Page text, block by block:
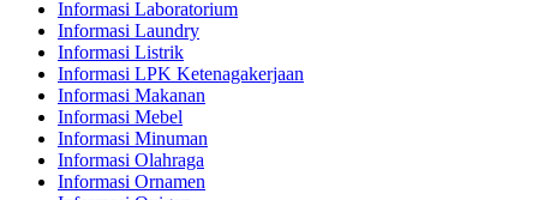
Informasi Laboratorium
Informasi Laundry
Informasi Listrik
Informasi LPK Ketenagakerjaan
Informasi Makanan
Informasi Mebel
Informasi Minuman
Informasi Olahraga
Informasi Ornamen